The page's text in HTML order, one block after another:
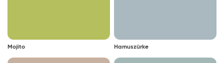
Mojito Hamuszürke